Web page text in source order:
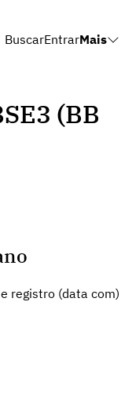
BuscarEntrarMais
(BB
registro (data com)